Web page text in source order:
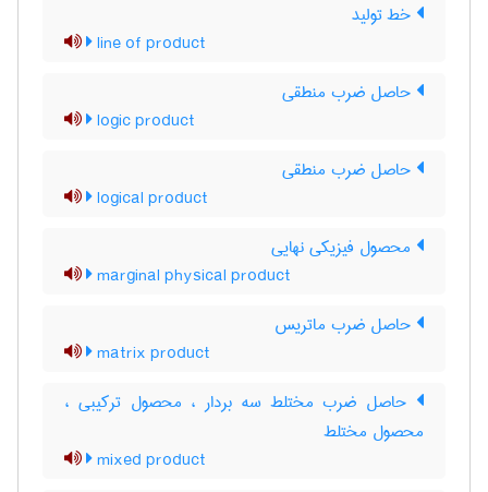
خط تولید
line of product
حاصل ضرب منطقی
logic product
حاصل ضرب منطقی
logical product
محصول فیزیکی نهایی
marginal physical product
حاصل ضرب ماتریس
matrix product
حاصل ضرب مختلط سه بردار ، محصول ترکیبی ،
محصول مختلط
mixed product